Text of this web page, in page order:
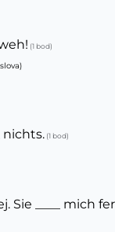
(1 bod)
nichts. (1 bod)
Sie ____ mich